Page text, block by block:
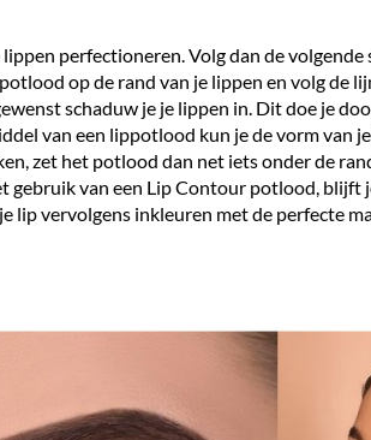
perfectioneren. Volg dan de
op de rand van je lippen en volg de
schaduw je je lippen in. Dit doe je
van een lippotlood kun je de vorm van
zet het potlood dan net iets onder de
gebruik van een Lip Contour potlood, blijft
lip vervolgens inkleuren met de perfecte